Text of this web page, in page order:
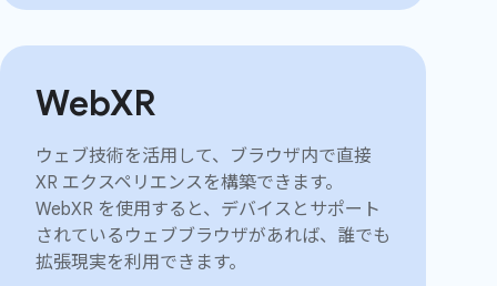
WebXR
ウェブ技術を活用して、ブラウザ内で直接
XR エクスペリエンスを構築できます。
WebXR を使用すると、デバイスとサポート
されているウェブブラウザがあれば、誰でも
拡張現実を利用できます。